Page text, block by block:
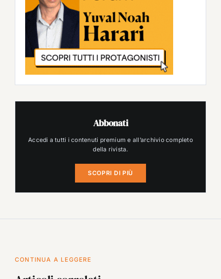
Abbonati
Accedi a tutti i contenuti premium e all’archivio completo
della rivista.
SCOPRI DI PIÙ
CONTINUA A LEGGERE